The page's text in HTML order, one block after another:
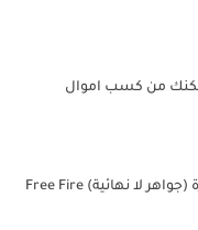
من كسب اموال
تحميل فري فاير مهكرة (جواهر لا نهائية) Free Fire